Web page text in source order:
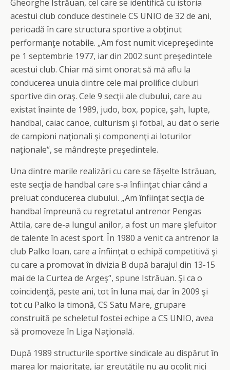
Gheorghe Istrăuan, cel care se identifică cu istoria
acestui club conduce destinele CS UNIO de 32 de ani,
perioadă în care structura sportive a obţinut
performanţe notabile. „Am fost numit vicepreşedinte
pe 1 septembrie 1977, iar din 2002 sunt preşedintele
acestui club. Chiar mă simt onorat să mă aflu la
conducerea unuia dintre cele mai prolifice cluburi
sportive din oraş. Cele 9 secţii ale clubului, care au
existat înainte de 1989, judo, box, popice, şah, lupte,
handbal, caiac canoe, culturism şi fotbal, au dat o serie
de campioni naţionali şi componenţi ai loturilor
naţionale“, se mândrește preşedintele.
Una dintre marile realizări cu care se fășelte Istrăuan,
este secţia de handbal care s-a înfiinţat chiar când a
preluat conducerea clubului. „Am înfiinţat secţia de
handbal împreună cu regretatul antrenor Pengas
Attila, care de-a lungul anilor, a fost un mare şlefuitor
de talente în acest sport. În 1980 a venit ca antrenor la
club Palko Ioan, care a înfiinţat o echipă competitivă şi
cu care a promovat în divizia B după barajul din 13-15
mai de la Curtea de Argeş“, spune Istrăuan. Şi ca o
coincidenţă, peste ani, tot în luna mai, dar în 2009 şi
tot cu Palko la timonă, CS Satu Mare, grupare
construită pe scheletul fostei echipe a CS UNIO, avea
să promoveze în Liga Naţională.
După 1989 structurile sportive sindicale au dispărut în
marea lor majoritate, iar greutățile nu au ocolit nici